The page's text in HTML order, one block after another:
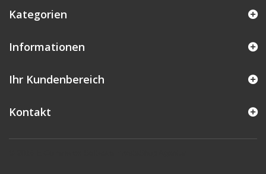
Kategorien
Informationen
Ihr Kundenbereich
Kontakt